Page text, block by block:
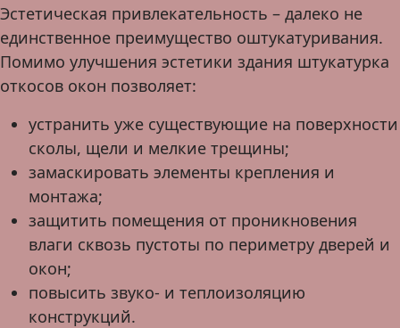
Эстетическая привлекательность – далеко не
единственное преимущество оштукатуривания.
Помимо улучшения эстетики здания штукатурка
откосов окон позволяет:
устранить уже существующие на поверхности
сколы, щели и мелкие трещины;
замаскировать элементы крепления и
монтажа;
защитить помещения от проникновения
влаги сквозь пустоты по периметру дверей и
окон;
повысить звуко- и теплоизоляцию
конструкций.